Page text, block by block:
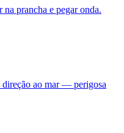
prancha e pegar onda.
direção ao mar — perigosa